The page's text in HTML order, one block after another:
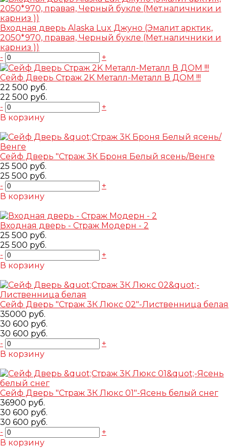
Входная дверь Alaska Lux Джуно (Эмалит арктик,
2050*970, правая, Черный букле (Мет.наличники и
карниз ))
-
+
Сейф Дверь Страж 2K Металл-Металл В ДОМ !!!
22 500 руб.
22 500 руб.
-
+
В корзину
Сейф Дверь "Страж 3К Броня Белый ясень/Венге
25 500 руб.
25 500 руб.
-
+
В корзину
Входная дверь - Страж Модерн - 2
25 500 руб.
25 500 руб.
-
+
В корзину
Сейф Дверь "Страж 3К Люкс 02"-Лиственница белая
35000 руб.
30 600 руб.
30 600 руб.
-
+
В корзину
Сейф Дверь "Страж 3К Люкс 01"-Ясень белый снег
36900 руб.
30 600 руб.
30 600 руб.
-
+
В корзину